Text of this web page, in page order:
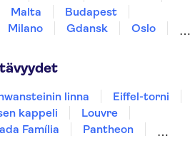
Malta
Budapest
Milano Gdansk
Oslo
Riika
linna
Eiffel-torni
kappeli
Louvre
Família
Pantheon